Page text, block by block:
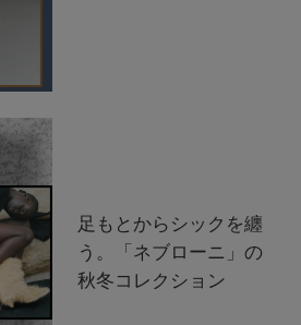
足もとからシックを纏
う。「ネブローニ」の
秋冬コレクション